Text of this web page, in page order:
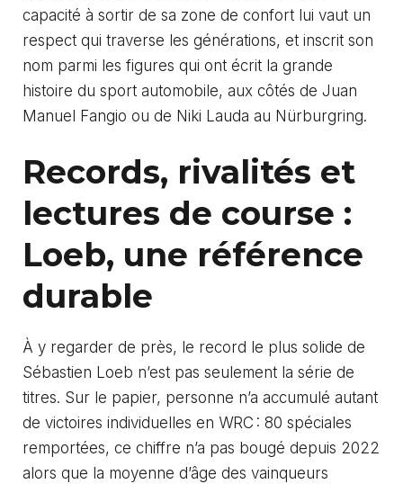
capacité à sortir de sa zone de confort lui vaut un
respect qui traverse les générations, et inscrit son
nom parmi les figures qui ont écrit la grande
histoire du sport automobile, aux côtés de Juan
Manuel Fangio ou de Niki Lauda au Nürburgring.
Records, rivalités et
lectures de course :
Loeb, une référence
durable
À y regarder de près, le record le plus solide de
Sébastien Loeb n’est pas seulement la série de
titres. Sur le papier, personne n’a accumulé autant
de victoires individuelles en WRC : 80 spéciales
remportées, ce chiffre n’a pas bougé depuis 2022
alors que la moyenne d’âge des vainqueurs